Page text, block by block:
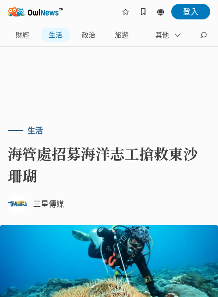
登入
財經 生活 政治 旅遊 體育
其他
生活
海管處招募海洋志工搶救東沙
珊瑚
三星傳媒